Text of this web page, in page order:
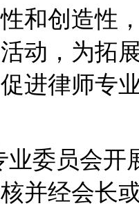
和创造性
动，为拓
进律师专
业委员会开
并经会长